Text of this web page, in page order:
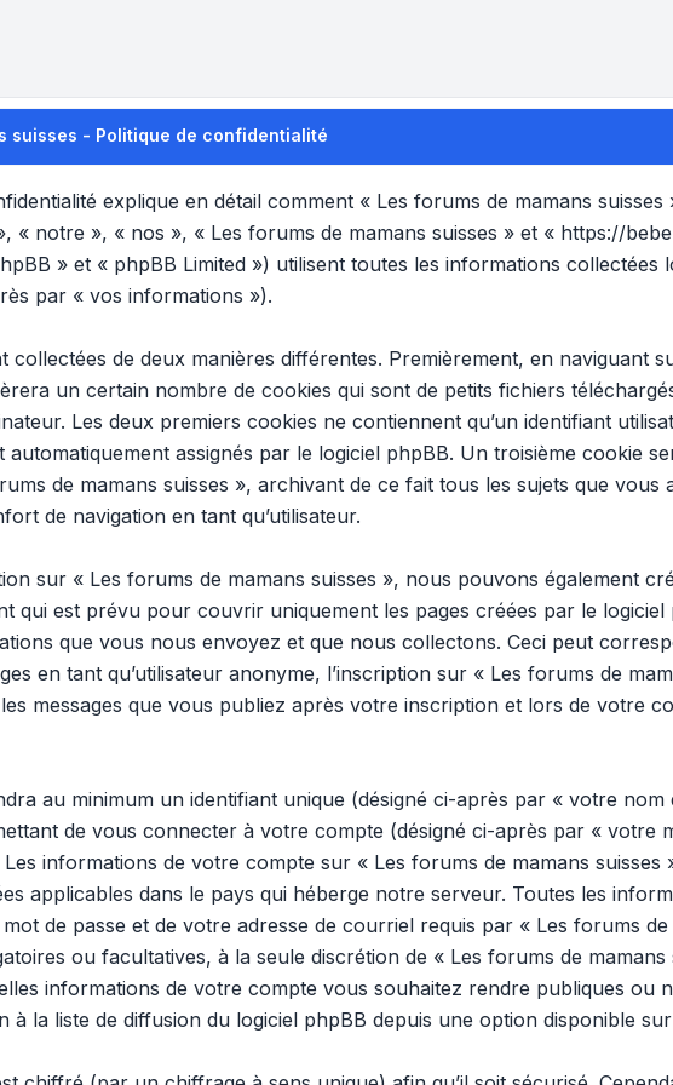
suisses - Politique de confidentialité
explique en détail comment « Les forums de mamans suisses
« notre », « nos », « Les forums de mamans suisses » et « https://
» et « phpBB Limited ») utilisent toutes les informations collectées
par « vos informations »).
collectées de deux manières différentes. Premièrement, en naviguant
un certain nombre de cookies qui sont de petits fichiers
Les deux premiers cookies ne contiennent qu’un identifiant
automatiquement assignés par le logiciel phpBB. Un troisième cookie
de mamans suisses », archivant de ce fait tous les sujets que
de navigation en tant qu’utilisateur.
sur « Les forums de mamans suisses », nous pouvons également
qui est prévu pour couvrir uniquement les pages créées par le logiciel
que vous nous envoyez et que nous collectons. Ceci peut
en tant qu’utilisateur anonyme, l’inscription sur « Les forums de
messages que vous publiez après votre inscription et lors de votre
au minimum un identifiant unique (désigné ci-après par « votre nom
de vous connecter à votre compte (désigné ci-après par « votre
informations de votre compte sur « Les forums de mamans suisses
applicables dans le pays qui héberge notre serveur. Toutes les
mot de passe et de votre adresse de courriel requis par « Les forums
ou facultatives, à la seule discrétion de « Les forums de
informations de votre compte vous souhaitez rendre publiques ou
à la liste de diffusion du logiciel phpBB depuis une option disponible